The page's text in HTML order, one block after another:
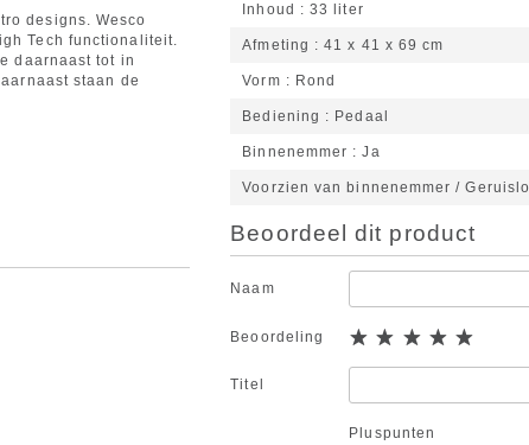
designs. Wesco
Tech functionaliteit.
daarnaast tot in
staan de
Inhoud 33 liter
Afmeting 41 x 41 x 69 cm
Vorm Rond
Bediening Pedaal
Binnenemmer Ja
Voorzien van binnenemmer /
Beoordeel dit product
Naam
Beoordeling
Titel
Pluspunten